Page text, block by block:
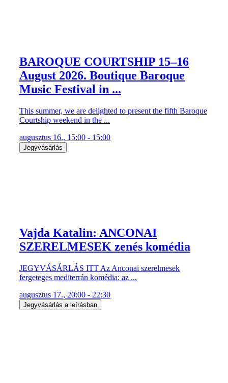
BAROQUE COURTSHIP 15–16
August 2026. Boutique Baroque
Music Festival in ...
This summer, we are delighted to present the fifth Baroque
Courtship weekend in the ...
augusztus 16., 15:00 - 15:00
Jegyvásárlás
Vajda Katalin: ANCONAI
SZERELMESEK zenés komédia
JEGYVÁSÁRLÁS ITT Az Anconai szerelmesek
fergeteges mediterrán komédia: az ...
augusztus 17., 20:00 - 22:30
Jegyvásárlás a leírásban